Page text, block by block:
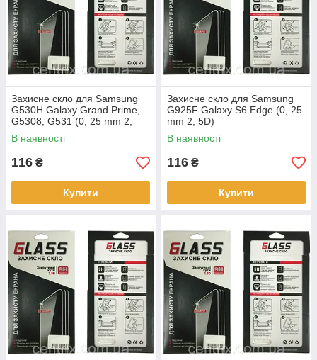
Захисне скло для Samsung
G530H Galaxy Grand Prime,
G5308, G531 (0, 25 mm 2,
5D)
В наявності
116 ₴
Купити
Захисне скло для Samsung
G925F Galaxy S6 Edge (0, 25
mm 2, 5D)
В наявності
116 ₴
Купити